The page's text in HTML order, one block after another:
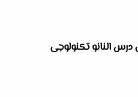
درس النانو تكنولوجى